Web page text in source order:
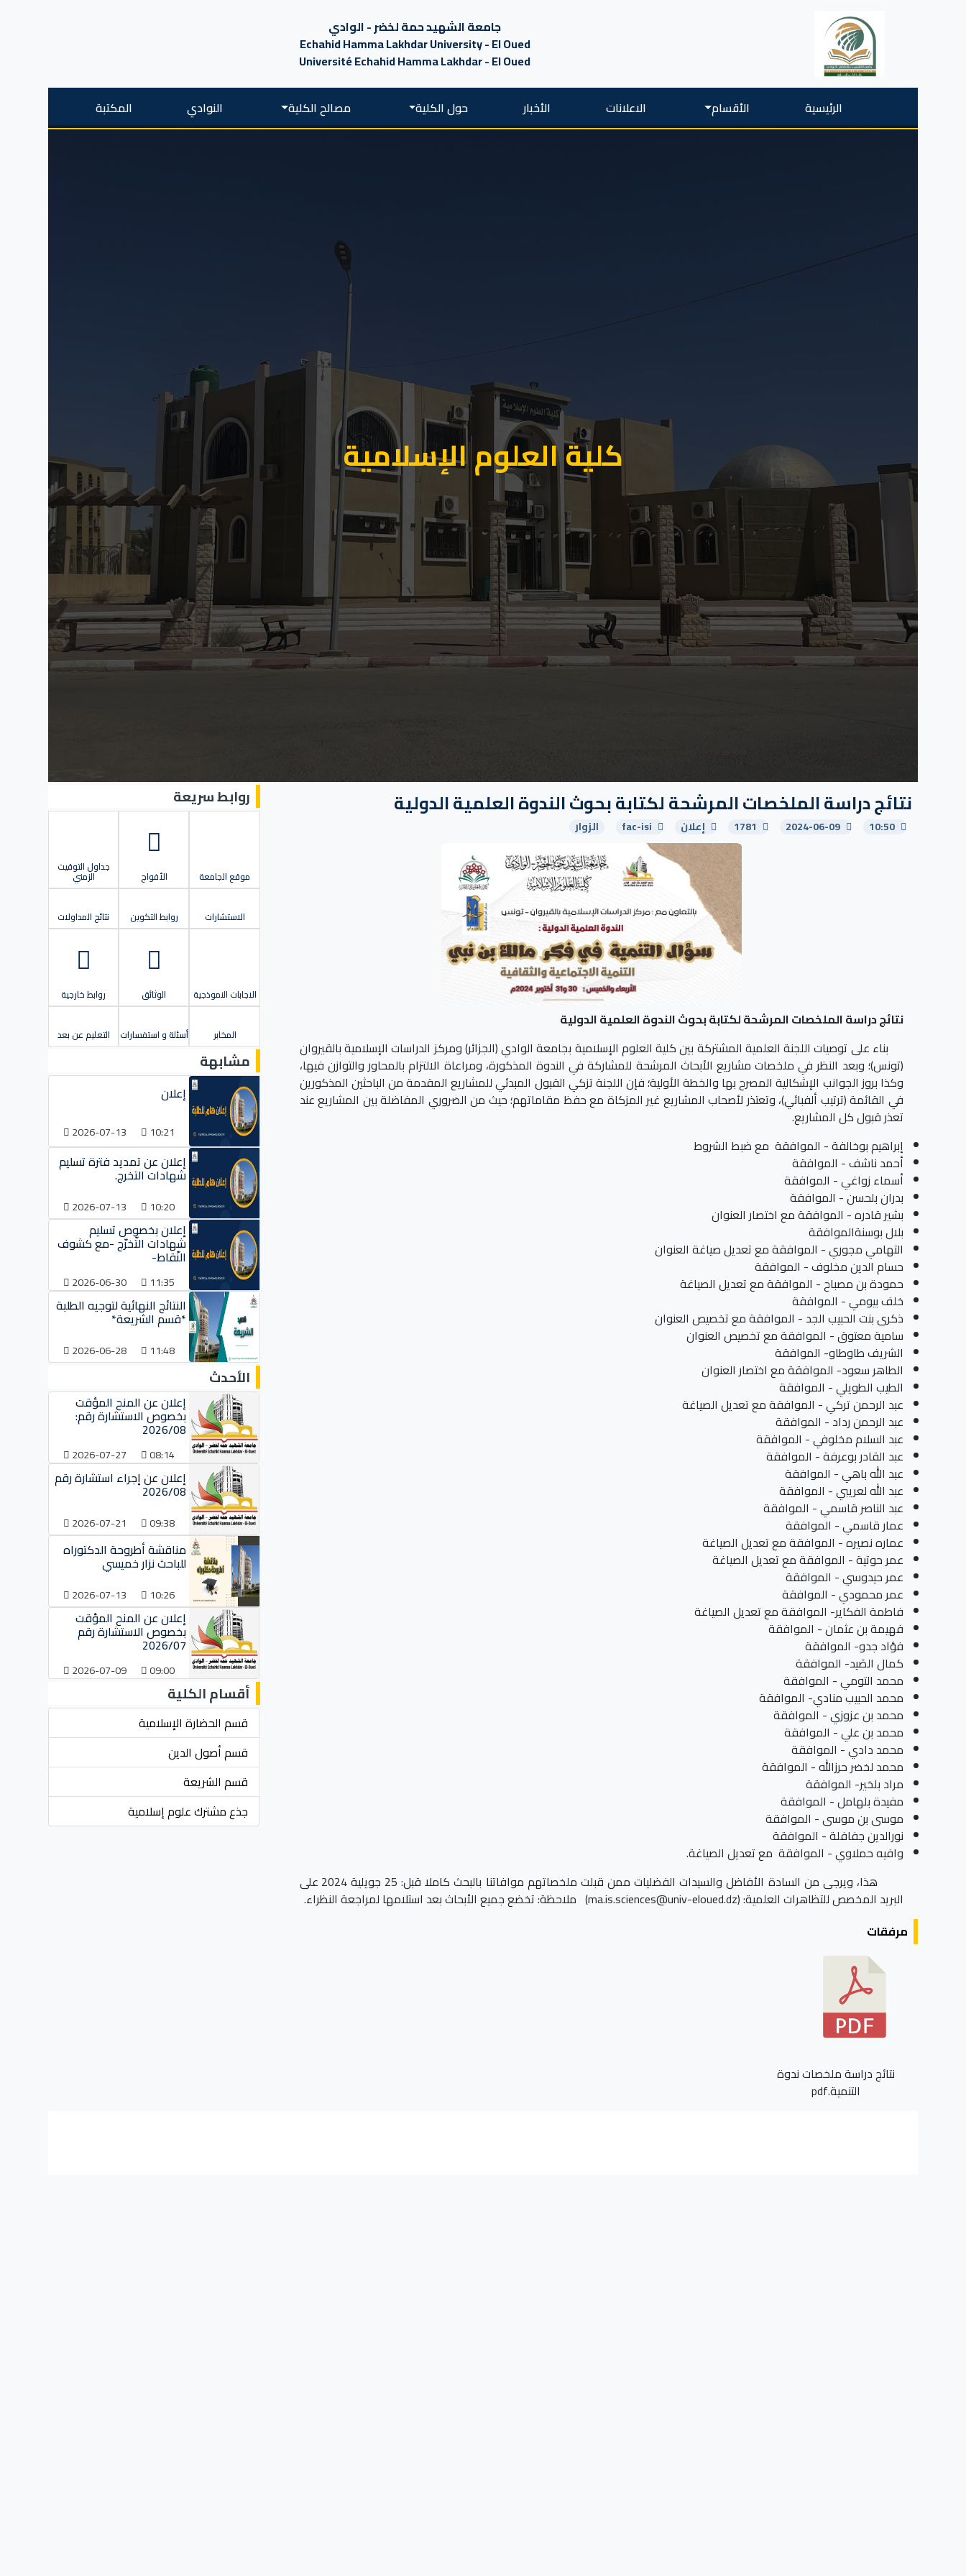
جامعة الشهيد حمة لخضر - الوادي
Echahid Hamma Lakhdar University - El Oued
Université Echahid Hamma Lakhdar - El Oued
الرئيسية الأقسام الاعلانات الأخبار حول الكلية مصالح الكلية النوادي المكتبة
كلية العلوم الإسلامية
نتائج دراسة الملخصات المرشحة لكتابة بحوث الندوة العلمية الدولية
10:50
2024-06-09
1781 إعلان fac-isi الزوار
نتائج دراسة الملخصات المرشحة لكتابة بحوث الندوة العلمية الدولية
بناء على توصيات اللجنة العلمية المشتركة بين كلية العلوم الإسلامية بجامعة الوادي (الجزائر) ومركز الدراسات الإسلامية بالقيروان
(تونس)؛ وبعد النظر في ملخصات مشاريع الأبحاث المرشحة للمشاركة في الندوة المذكورة، ومراعاة الالتزام بالمحاور والتوازن فيها،
وكذا بروز الجوانب الإشكالية المصرح بها والخطة الأولية؛ فإن اللجنة تزكي القبول المبدئي للمشاريع المقدمة من الباحثين المذكورين
في القائمة (ترتيب ألفبائي)، وتعتذر لأصحاب المشاريع غير المزكاة مع حفظ مقاماتهم؛ حيث من الضروري المفاضلة بين المشاريع عند
تعذر قبول كل المشاريع.
إبراهيم بوخالفة - الموافقة مع ضبط الشروط
أحمد ناشف - الموافقة
أسماء زواغي - الموافقة
بدران بلحسن - الموافقة
بشير قادره - الموافقة مع اختصار العنوان
بلال بوسنةالموافقة
التهامي مجوري - الموافقة مع تعديل صياغة العنوان
حسام الدين مخلوف - الموافقة
حمودة بن مصباح - الموافقة مع تعديل الصياغة
خلف بيومي - الموافقة
ذكرى بنت الحبيب الجد - الموافقة مع تخصيص العنوان
سامية معتوق - الموافقة مع تخصيص العنوان
الشريف طاوطاو- الموافقة
الطاهر سعود- الموافقة مع اختصار العنوان
الطيب الطويلي - الموافقة
عبد الرحمن تركي - الموافقة مع تعديل الصياغة
عبد الرحمن رداد - الموافقة
عبد السلام مخلوفي - الموافقة
عبد القادر بوعرفة - الموافقة
عبد الله باهي - الموافقة
عبد الله لعريبي - الموافقة
عبد الناصر قاسمي - الموافقة
عمار قاسمي - الموافقة
عماره نصيره - الموافقة مع تعديل الصياغة
عمر حوتية - الموافقة مع تعديل الصياغة
عمر حيدوسي - الموافقة
عمر محمودي - الموافقة
فاطمة الفكاير- الموافقة مع تعديل الصياغة
فهيمة بن عثمان - الموافقة
فؤاد جدو- الموافقة
كمال الصَيد- الموافقة
محمد التومي - الموافقة
محمد الحبيب منادي- الموافقة
محمد بن عزوزي - الموافقة
محمد بن علي - الموافقة
محمد دادي - الموافقة
محمد لخضر حرزالله - الموافقة
مراد بلخير- الموافقة
مفيدة بلهامل - الموافقة
موسى بن موسى - الموافقة
نورالدين جفافلة - الموافقة
وافيه حملاوي - الموافقة مع تعديل الصياغة.
هذا، ويرجى من السادة الأفاضل والسيدات الفضليات ممن قبلت ملخصاتهم موافاتنا بالبحث كاملا قبل: 25 جويلية 2024 على
البريد المخصص للتظاهرات العلمية: (ma.is.sciences@univ-eloued.dz) ملاحظة: تخضع جميع الأبحاث بعد استلامها لمراجعة النظراء.
مرفقات
نتائج دراسة ملخصات ندوة
التنمية.pdf
روابط سريعة
موقع الجامعة الأفواج
جداول التوقيت
الزمني
الاستشارات روابط التكوين نتائج المداولات
الاجابات النموذجية الوثائق روابط خارجية
المخابر أسئلة و استفسارات التعليم عن بعد
مشابهة
إعلان
10:21
2026-07-13
إعلان عن تمديد فترة تسليم
شهادات التخرج.
10:20
2026-07-13
إعلان بخصوص تسليم
شهادات التّخرّج -مع كشوف
النّقاط-
11:35
2026-06-30
النتائج النهائية لتوجيه الطلبة
*قسم الشريعة*
11:48
2026-06-28
الأحدث
إعلان عن المنح المؤقت
بخصوص الاستشارة رقم:
2026/08
08:14
2026-07-27
إعلان عن إجراء استشارة رقم
2026/08
09:38
2026-07-21
مناقشة أطروحة الدكتوراه
للباحث نزار خميسي
10:26
2026-07-13
إعلان عن المنح المؤقت
بخصوص الاستشارة رقم
2026/07
09:00
2026-07-09
أقسام الكلية
قسم الحضارة الإسلامية
قسم أصول الدين
قسم الشريعة
جذع مشترك علوم إسلامية